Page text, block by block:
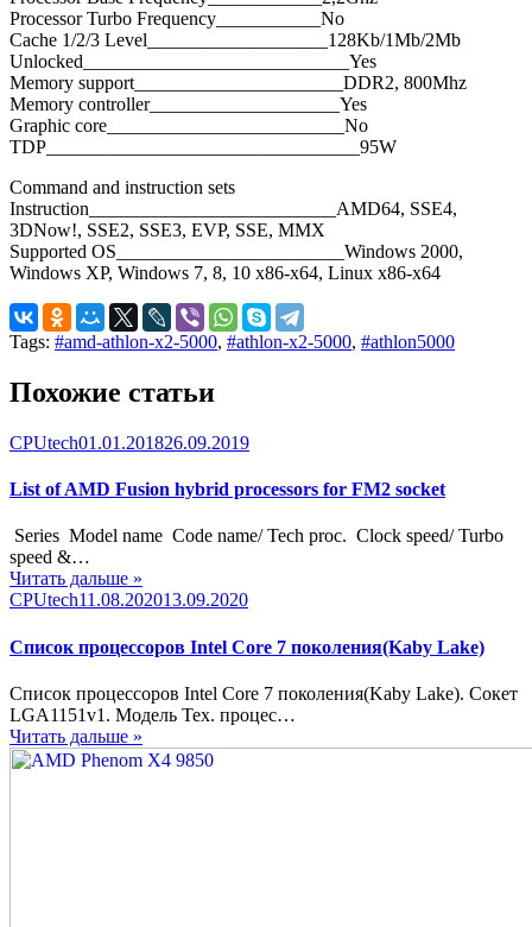
Processor Turbo Frequency___________No
Cache 1/2/3 Level___________________128Kb/1Mb/2Mb
Unlocked____________________________Yes
Memory support______________________DDR2, 800Mhz
Memory controller____________________Yes
Graphic core_________________________No
TDP_________________________________95W
Command and instruction sets
Instruction__________________________AMD64, SSE4,
3DNow!, SSE2, SSE3, EVP, SSE, MMX
Supported OS________________________Windows 2000,
Windows XP, Windows 7, 8, 10 x86-x64, Linux x86-x64
Tags: #amd-athlon-x2-5000, #athlon-x2-5000, #athlon5000
Похожие статьи
Category
CPUtechPosted
01.01.201826.09.2019
List of AMD Fusion hybrid processors for FM2 socket
Series Model name Code name/ Tech proc. Clock speed/ Turbo
speed &…
Читать дальше »
Category
CPUtechPosted
11.08.202013.09.2020
Список процессоров Intel Core 7 поколения(Kaby Lake)
Список процессоров Intel Core 7 поколения(Kaby Lake). Сокет
LGA1151v1. Модель Тех. процес…
Читать дальше »